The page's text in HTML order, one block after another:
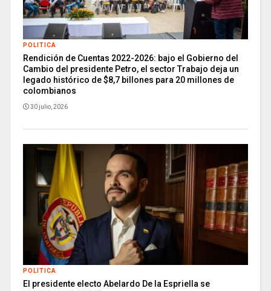
POLITICA
Rendición de Cuentas 2022-2026: bajo el Gobierno del
Cambio del presidente Petro, el sector Trabajo deja un
legado histórico de $8,7 billones para 20 millones de
colombianos
30 julio, 2026
POLITICA
El presidente electo Abelardo De la Espriella se